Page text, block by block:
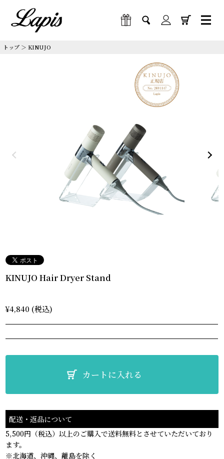
トップ ＞ KINUJO
KINUJO Hair Dryer Stand
¥4,840 (税込)
カートに入れる
配送・返品について
5,500円（税込）以上のご購入で送料無料とさせていただいており
ます。
※北海道、沖縄、離島を除く